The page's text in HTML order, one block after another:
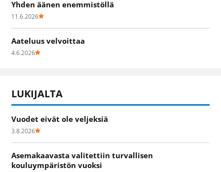
Yhden äänen enemmistöllä
11.6.2026
Aateluus velvoittaa
4.6.2026
LUKIJALTA
Vuodet eivät ole veljeksiä
3.8.2026
Asemakaavasta valitettiin turvallisen
kouluympäristön vuoksi